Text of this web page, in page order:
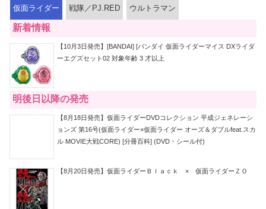
仮面ライダー 戦隊／PJ.RED ウルトラマン
新着情報
【10月3日発売】[BANDAI] [バンダイ 仮面ライダーマイス DXライダ
ーエグズセット02 対象年齢 3 才以上
明後日以降の発売
【8月18日発売】仮面ライダーDVDコレクション 平成ジェネレーシ
ョンズ 第16号(仮面ライダー×仮面ライダー オーズ＆ダブルfeat.スカ
ル MOVIE大戦CORE) [分冊百科] (DVD・シール付)
【8月20日発売】仮面ライダーＢｌａｃｋ × 仮面ライダーＺＯ